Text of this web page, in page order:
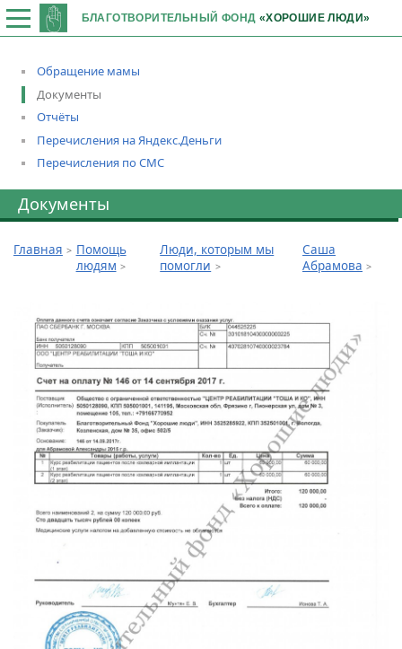
БЛАГОТВОРИТЕЛЬНЫЙ ФОНД «ХОРОШИЕ ЛЮДИ»
Обращение мамы
Документы
Отчёты
Перечисления на Яндекс.Деньги
Перечисления по СМС
Документы
Главная
Помощь
людям
Люди, которым мы
помогли
Саша
Абрамова